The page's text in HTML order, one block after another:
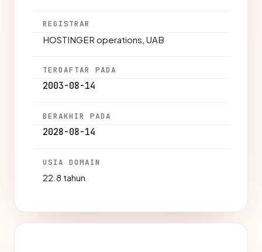
REGISTRAR
HOSTINGER operations, UAB
TERDAFTAR PADA
2003-08-14
BERAKHIR PADA
2028-08-14
USIA DOMAIN
22.8 tahun